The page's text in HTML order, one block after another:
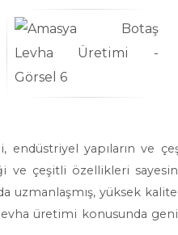
yapıların ve
ve çeşitli özellikleri
uzmanlaşmış, yüksek
üretimi konusunda